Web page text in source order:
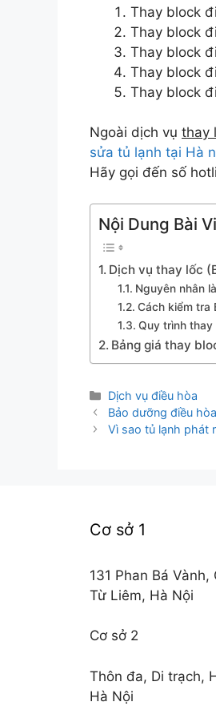
Thay block
Thay block
Thay block
Thay block
Thay block
Ngoài dịch vụ thay
sửa tủ lạnh tại Hà
Hãy gọi đến số
Nội Dung Bài
Dịch vụ thay lốc
Nguyên nhân
Cách kiểm tra
Quy trình thay
Bảng giá thay
Danh
mục
Dịch vụ điều hòa
Bảo dưỡng điều
Vì sao tủ lạnh phát
Cơ sở 1
131 Phan Bá Vành,
Từ Liêm, Hà Nội
Cơ sở 2
Thôn đa, Di trạch,
Hà Nội